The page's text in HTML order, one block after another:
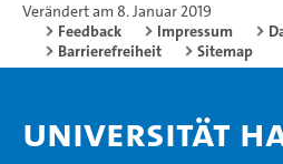
Verändert am 8. Januar 2019
Feedback
Impressum
Barrierefreiheit
Sitemap
Universität